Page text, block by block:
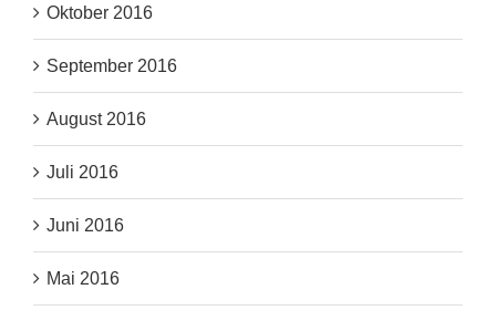
Oktober 2016
September 2016
August 2016
Juli 2016
Juni 2016
Mai 2016